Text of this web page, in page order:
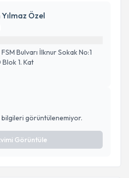
Özel
Bulvarı İlknur Sokak No:1
1. Kat
görüntülenemiyor.
Görüntüle